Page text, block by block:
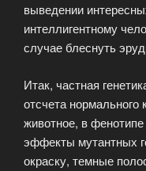
выведении
интеллигентному
случае блеснуть
Итак, частная
отсчета нормального
животное, в
эффекты мутантных
окраску, темные